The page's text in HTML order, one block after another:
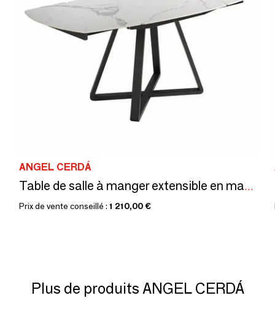
ANGEL CERDÁ
Table de salle à manger extensible en marbre blanc
Prix de vente conseillé : 1 210,00 €
Plus de produits ANGEL CERDÁ